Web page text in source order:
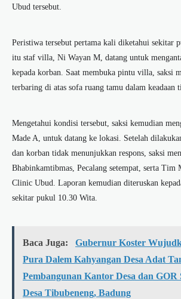
Ubud tersebut.
Peristiwa tersebut pertama kali diketahui sekitar
itu staf villa, Ni Wayan M, datang untuk
kepada korban. Saat membuka pintu villa, saksi
terbaring di atas sofa ruang tamu dalam keadaan
Mengetahui kondisi tersebut, saksi kemudian
Made A, untuk datang ke lokasi. Setelah
dan korban tidak menunjukkan respons, saksi
Bhabinkamtibmas, Pecalang setempat, serta Tim
Clinic Ubud. Laporan kemudian diteruskan
sekitar pukul 10.30 Wita.
Baca Juga:
Gubernur Koster
Pura Dalem Kahyangan Desa Adat
Pembangunan Kantor Desa dan GOR
Desa Tibubeneng, Badung